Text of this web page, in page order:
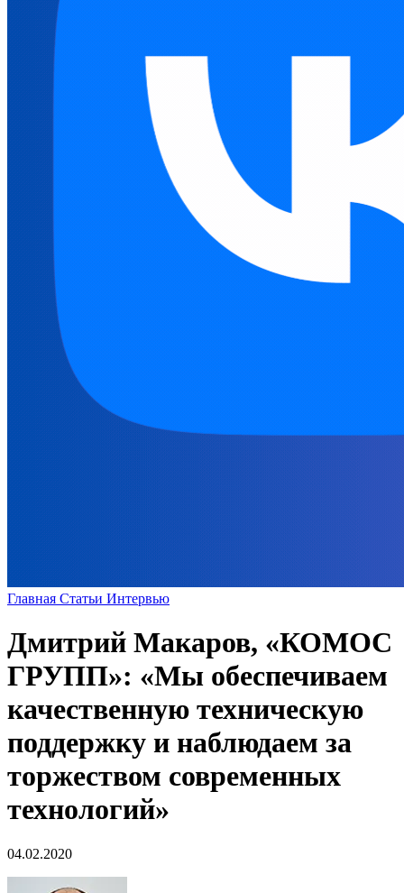
Главная Статьи Интервью
Дмитрий Макаров, «КОМОС
ГРУПП»: «Мы обеспечиваем
качественную техническую
поддержку и наблюдаем за
торжеством современных
технологий»
04.02.2020